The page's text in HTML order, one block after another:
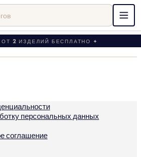
2 ИЗДЕЛИЙ БЕСПЛАТНО ✦
персональных данных
соглашение